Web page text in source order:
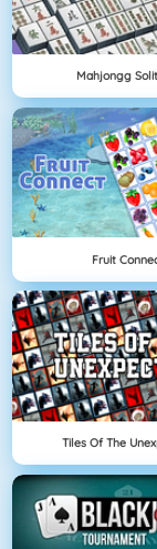
Mahjongg
Fruit
Tiles Of The